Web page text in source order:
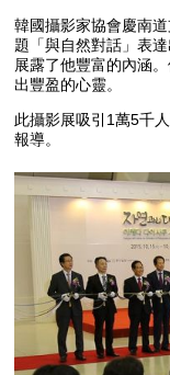
韓國攝影家協會慶南
題「與自然對話」表
展露了他豐富的內涵
出豐盈的心靈。
此攝影展吸引1萬5千
報導。